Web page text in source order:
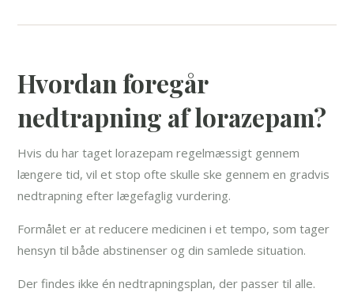
Hvordan foregår
nedtrapning af lorazepam?
Hvis du har taget lorazepam regelmæssigt gennem
længere tid, vil et stop ofte skulle ske gennem en gradvis
nedtrapning efter lægefaglig vurdering.
Formålet er at reducere medicinen i et tempo, som tager
hensyn til både abstinenser og din samlede situation.
Der findes ikke én nedtrapningsplan, der passer til alle.